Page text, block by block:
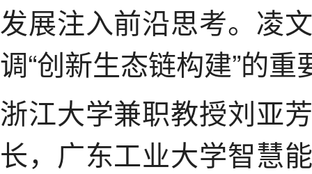
发展注入前沿思考。凌
调“创新生态链构建”的重
浙江大学兼职教授刘亚
长，广东工业大学智慧